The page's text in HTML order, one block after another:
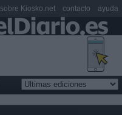
sobre Kiosko.net contacto ayuda